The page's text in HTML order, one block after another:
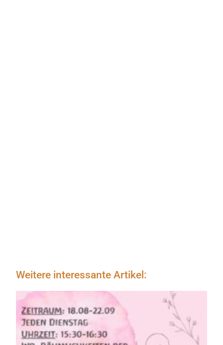
Weitere interessante Artikel: